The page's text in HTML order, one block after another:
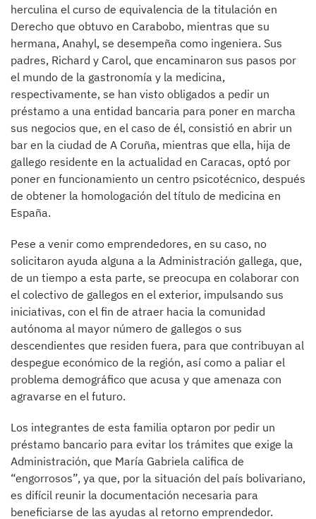
herculina el curso de equivalencia de la titulación en
Derecho que obtuvo en Carabobo, mientras que su
hermana, Anahyl, se desempeña como ingeniera. Sus
padres, Richard y Carol, que encaminaron sus pasos por
el mundo de la gastronomía y la medicina,
respectivamente, se han visto obligados a pedir un
préstamo a una entidad bancaria para poner en marcha
sus negocios que, en el caso de él, consistió en abrir un
bar en la ciudad de A Coruña, mientras que ella, hija de
gallego residente en la actualidad en Caracas, optó por
poner en funcionamiento un centro psicotécnico, después
de obtener la homologación del título de medicina en
España.
Pese a venir como emprendedores, en su caso, no
solicitaron ayuda alguna a la Administración gallega, que,
de un tiempo a esta parte, se preocupa en colaborar con
el colectivo de gallegos en el exterior, impulsando sus
iniciativas, con el fin de atraer hacia la comunidad
autónoma al mayor número de gallegos o sus
descendientes que residen fuera, para que contribuyan al
despegue económico de la región, así como a paliar el
problema demográfico que acusa y que amenaza con
agravarse en el futuro.
Los integrantes de esta familia optaron por pedir un
préstamo bancario para evitar los trámites que exige la
Administración, que María Gabriela califica de
“engorrosos”, ya que, por la situación del país bolivariano,
es difícil reunir la documentación necesaria para
beneficiarse de las ayudas al retorno emprendedor.